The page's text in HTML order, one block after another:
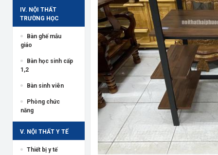
IV. NỘI THẤT
TRƯỜNG HỌC
Bàn ghế mẫu
giáo
Bàn học sinh cấp
1,2
Bàn sinh viên
Phòng chức
năng
V. NỘI THẤT Y TẾ
Thiết bị y tế